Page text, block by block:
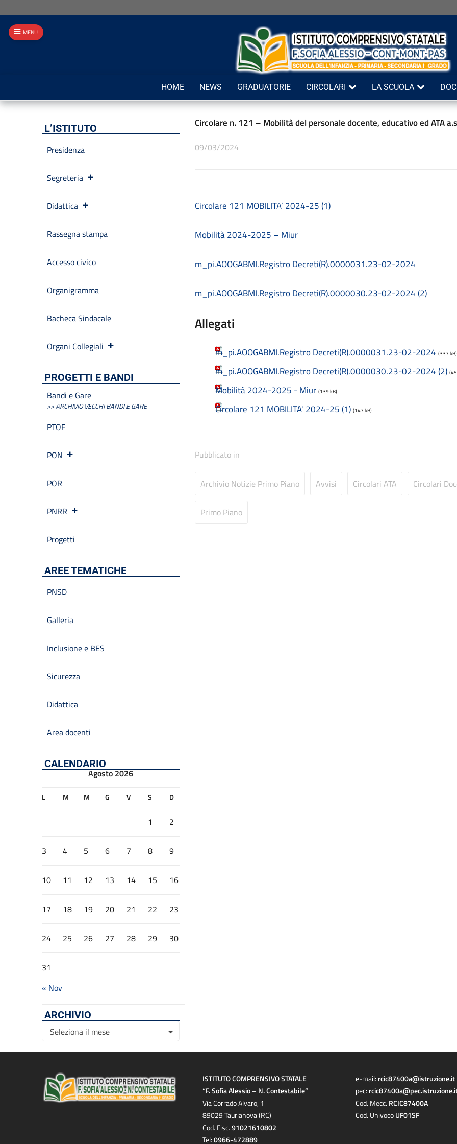
HOME NEWS GRADUATORIE CIRCOLARI LA SCUOLA
Circolare n. 121 – Mobilità del personale docente, educativo ed ATA
09/03/2024
Circolare 121 MOBILITA’ 2024-25 (1)
Mobilità 2024-2025 – Miur
m_pi.AOOGABMI.Registro Decreti(R).0000031.23-02-2024
m_pi.AOOGABMI.Registro Decreti(R).0000030.23-02-2024 (2)
Allegati
m_pi.AOOGABMI.Registro Decreti(R).0000031.23-02-2024 (337 kB)
m_pi.AOOGABMI.Registro Decreti(R).0000030.23-02-2024 (2)
Mobilità 2024-2025 - Miur (139 kB)
Circolare 121 MOBILITA' 2024-25 (1) (147 kB)
Pubblicato in
Archivio Notizie Primo Piano Avvisi Circolari ATA Circolari
Primo Piano
L’ISTITUTO
Presidenza
Segreteria
Didattica
Rassegna stampa
Accesso civico
Organigramma
Bacheca Sindacale
Organi Collegiali
PROGETTI E BANDI
Bandi e Gare
>> ARCHIVIO VECCHI BANDI E GARE
PTOF
PON
POR
PNRR
Progetti
AREE TEMATICHE
PNSD
Galleria
Inclusione e BES
Sicurezza
Didattica
Area docenti
CALENDARIO
Agosto 2026
L M M G V S D
1 2
3 4 5 6 7 8 9
10 11 12 13 14 15 16
17 18 19 20 21 22 23
24 25 26 27 28 29 30
31
« Nov
ARCHIVIO
Archivio
Seleziona il mese
ISTITUTO COMPRENSIVO STATALE
“F. Sofia Alessio – N. Contestabile”
Via Corrado Alvaro, 1
89029 Taurianova (RC)
Cod. Fisc.91021610802
Tel:0966-472889
e-mail: rcic87400a@istruzione.it
pec:
Cod. Mecc. RCIC87400A
Cod. UnivocoUF01SF
MENU